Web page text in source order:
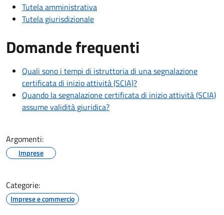
Tutela amministrativa
Tutela giurisdizionale
Domande frequenti
Quali sono i tempi di istruttoria di una segnalazione
certificata di inizio attività (SCIA)?
Quando la segnalazione certificata di inizio attività (SCIA)
assume validità giuridica?
Argomenti:
Imprese
Categorie:
Imprese e commercio